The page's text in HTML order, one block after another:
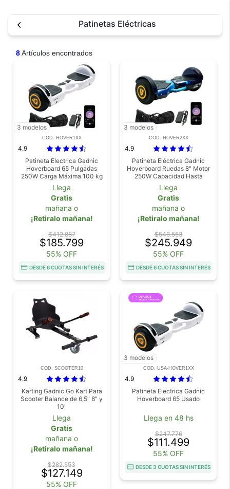
Patinetas Eléctricas
8Artículos encontrados
3 modelos
COD. HOVER1XX
4.9
Patineta Electrica Gadnic
Hoverboard 65 Pulgadas
250W Carga Máxima 100 kg
Autonomía 6-8 km Batería
Litio 1,8Ah
Llega
Gratis
mañana o
¡Retiralo mañana!
$412.887
$185.799
55% OFF
DESDE 6 CUOTAS SIN INTERÉS
3 modelos
COD. HOVER2XX
4.9
Patineta Eléctrica Gadnic
Hoverboard Ruedas 8" Motor
250W Capacidad Hasta
100kg
Llega
Gratis
mañana o
¡Retiralo mañana!
$546.553
$245.949
55% OFF
DESDE 6 CUOTAS SIN INTERÉS
COD. SCOOTER10
4.9
Karting Gadnic Go Kart Para
Scooter Balance de 6,5" 8" y
10"
Llega
Gratis
mañana o
¡Retiralo mañana!
$282.553
$127.149
55% OFF
3 modelos
COD. USA-HOVER1XX
4.9
Patineta Electrica Gadnic
Hoverboard 65 Usado
Llega en 48 hs
$247.776
$111.499
55% OFF
DESDE 3 CUOTAS SIN INTERÉS